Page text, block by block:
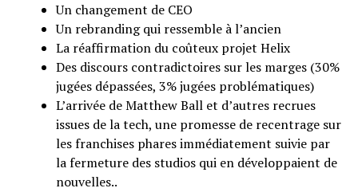
Un changement de CEO
Un rebranding qui ressemble à l’ancien
La réaffirmation du coûteux projet Helix
Des discours contradictoires sur les marges (30%
jugées dépassées, 3% jugées problématiques)
L’arrivée de Matthew Ball et d’autres recrues
issues de la tech, une promesse de recentrage sur
les franchises phares immédiatement suivie par
la fermeture des studios qui en développaient de
nouvelles..